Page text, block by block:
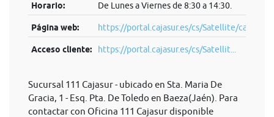
Horario: De Lunes a Viernes de 8:30 a 14:30.
Página web: https://portal.cajasur.es/cs/Satellite/cajasur/
Acceso cliente: https://portal.cajasur.es/cs/Satellit...
Sucursal 111 Cajasur - ubicado en Sta. Maria De
Gracia, 1 - Esq. Pta. De Toledo en Baeza(Jaén). Para
contactar con Oficina 111 Cajasur disponible